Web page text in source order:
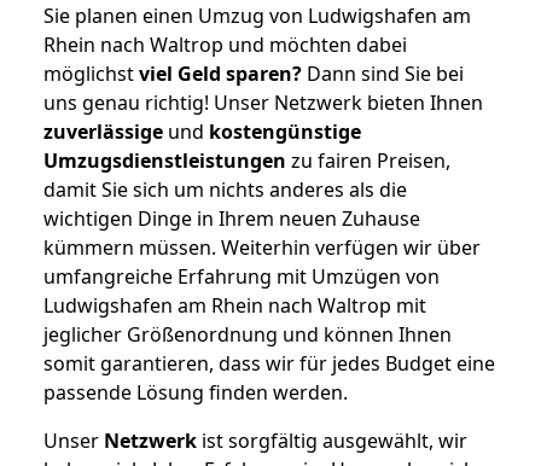
Sie planen einen Umzug von Ludwigshafen am
Rhein nach Waltrop und möchten dabei
möglichstviel Geld sparen? Dann sind Sie bei
uns genau richtig! Unser Netzwerk bieten Ihnen
zuverlässige und kostengünstige
Umzugsdienstleistungen zu fairen Preisen,
damit Sie sich um nichts anderes als die
wichtigen Dinge in Ihrem neuen Zuhause
kümmern müssen. Weiterhin verfügen wir über
umfangreiche Erfahrung mit Umzügen von
Ludwigshafen am Rhein nach Waltrop mit
jeglicher Größenordnung und können Ihnen
somit garantieren, dass wir für jedes Budget eine
passende Lösung finden werden.
Unser Netzwerk ist sorgfältig ausgewählt, wir